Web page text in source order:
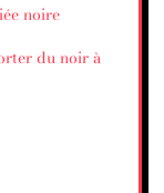
noire
du noir à